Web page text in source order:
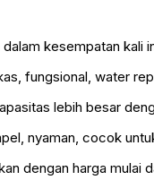
dalam kesempatan
fungsional, water
lebih besar
nyaman, cocok
dengan harga mulai